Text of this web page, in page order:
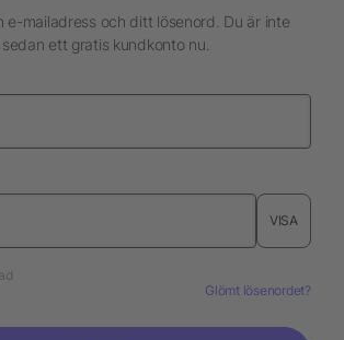
e-mailadress och ditt lösenord. Du är inte
ett gratis kundkonto nu.
VISA
Glömt lösenordet?